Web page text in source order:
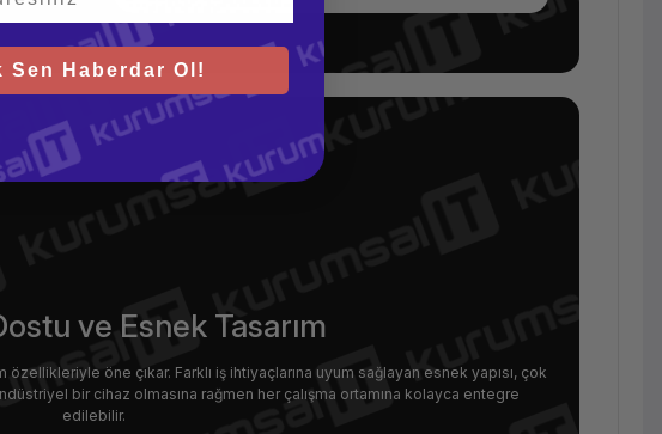
ve Esnek Tasarım
öne çıkar. Farklı iş ihtiyaçlarına uyum sağlayan esnek yapısı, çok
bir cihaz olmasına rağmen her çalışma ortamına kolayca entegre
edilebilir.
Sen Haberdar Ol!